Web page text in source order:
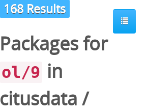
168 Results
Packages for
ol/9 in
citusdata /